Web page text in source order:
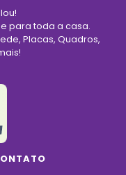
para toda a casa.
Placas, Quadros,